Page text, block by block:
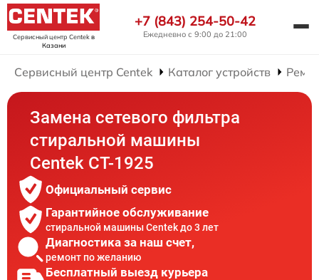
Сервисный центр Centekв
Казани
+7 (843) 254-50-42
Ежедневно с 9:00 до 21:00
Сервисный центр Centek Каталог устройств
Замена сетевого фильтра
стиральной машины
Centek CT-1925
Официальный сервис
Гарантийное обслуживание
стиральной машины Centek до 3 лет
Диагностика за наш счет,
ремонт по желанию
Бесплатный выезд курьера